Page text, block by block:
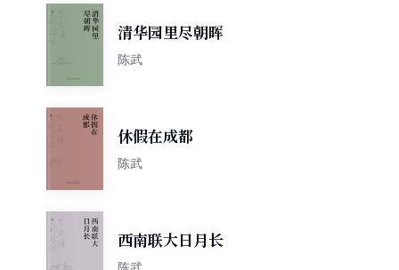
清华园里尽朝晖
陈武
休假在成都
陈武
西南联大日月长
陈武